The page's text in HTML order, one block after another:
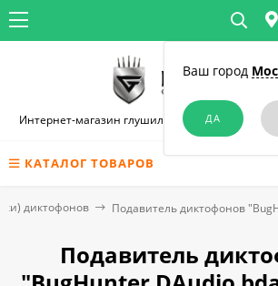
Ваш город
Интернет-магазин глушилок связи и
КАТАЛОГ ТОВАРОВ
диктофонов Подавитель диктофонов
Подавитель